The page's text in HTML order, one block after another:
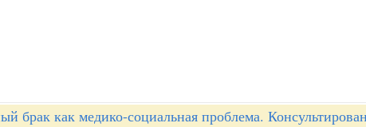
брак как медико-социальная проблема.